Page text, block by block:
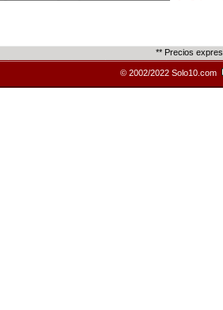
** Precios
© 2002/2022 Solo10.com